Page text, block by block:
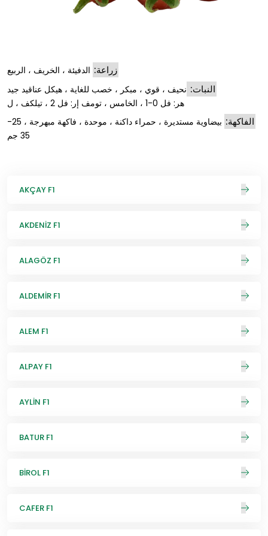
زراعة: الدفيئة ، الخريف ، الربيع
النبات: نحيف ، قوي ، مبكر ، خصب للغاية ، هيكل عناقيد جيد
هر: فل 0-1 ، الخامس ، تومف إر: فل 2 ، تيلكف ، ل
الفاكهة:
بيضاوية مستديرة ، حمراء داكنة ، موحدة ، فاكهة مبهرجة ، 25-
35 جم
AKÇAY F1
AKDENİZ F1
ALAGÖZ F1
ALDEMİR F1
ALEM F1
ALPAY F1
AYLİN F1
BATUR F1
BİROL F1
CAFER F1